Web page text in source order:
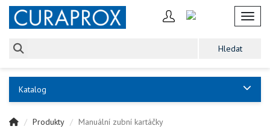
Katalog
Produkty Manuální zubní kartáčky